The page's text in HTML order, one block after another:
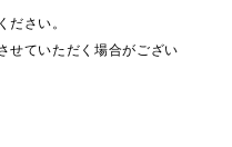
さい。
せていただく場合がござい